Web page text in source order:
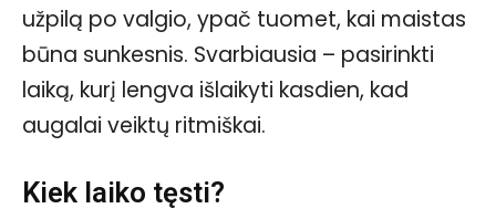
užpilą po valgio, ypač tuomet, kai maistas
būna sunkesnis. Svarbiausia – pasirinkti
laiką, kurį lengva išlaikyti kasdien, kad
augalai veiktų ritmiškai.
Kiek laiko tęsti?